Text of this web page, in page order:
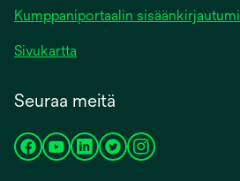
Kumppaniportaalin
Sivukartta
Seuraa meitä
opensopensopensopensopens